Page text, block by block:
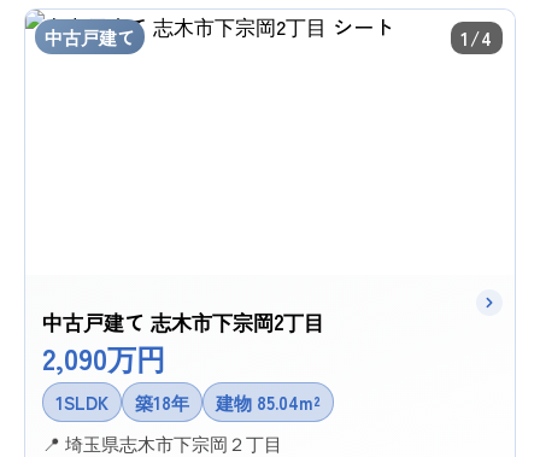
中古戸建て 1/4
中古戸建て 志木市下宗岡2丁目
2,090万円
1SLDK 築18年
建物 85.04m²
📍 埼玉県志木市下宗岡２丁目